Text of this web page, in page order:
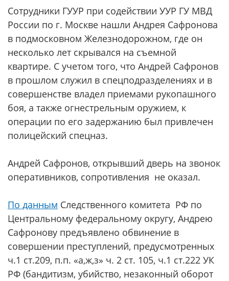
Сотрудники ГУУР при содействии УУР ГУ МВД
России по г. Москве нашли Андрея Сафронова
в подмосковном Железнодорожном, где он
несколько лет скрывался на съемной
квартире. С учетом того, что Андрей Сафронов
в прошлом служил в спецподразделениях и в
совершенстве владел приемами рукопашного
боя, а также огнестрельным оружием, к
операции по его задержанию был привлечен
полицейский спецназ.
Андрей Сафронов, открывший дверь на звонок
оперативников, сопротивления не оказал.
По данным Следственного комитета РФ по
Центральному федеральному округу, Андрею
Сафронову предъявлено обвинение в
совершении преступлений, предусмотренных
ч.1 ст.209, п.п. «а,ж,з» ч. 2 ст. 105, ч.1 ст.222 УК
РФ (бандитизм, убийство, незаконный оборот